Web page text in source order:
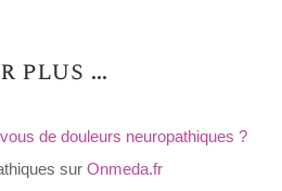
plus …
de douleurs neuropathiques ?
sur Onmeda.fr